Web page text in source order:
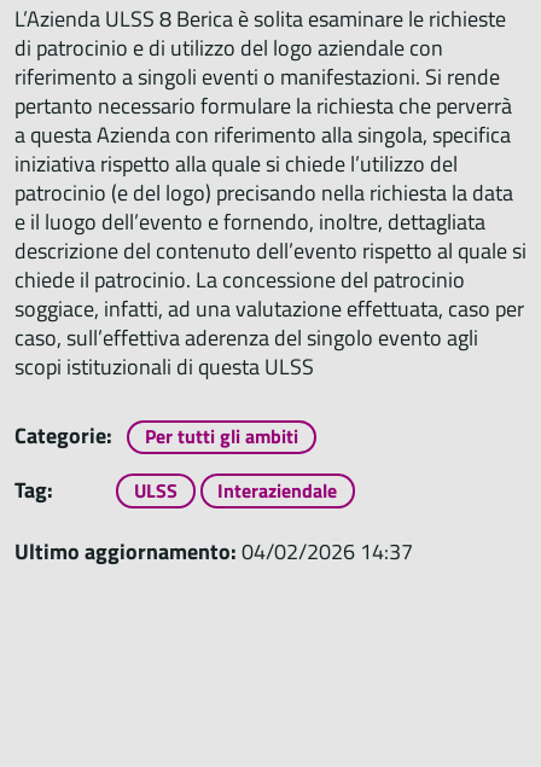
L’Azienda ULSS 8 Berica è solita esaminare le richieste
di patrocinio e di utilizzo del logo aziendale con
riferimento a singoli eventi o manifestazioni. Si rende
pertanto necessario formulare la richiesta che perverrà
a questa Azienda con riferimento alla singola, specifica
iniziativa rispetto alla quale si chiede l’utilizzo del
patrocinio (e del logo) precisando nella richiesta la data
e il luogo dell’evento e fornendo, inoltre, dettagliata
descrizione del contenuto dell’evento rispetto al quale si
chiede il patrocinio. La concessione del patrocinio
soggiace, infatti, ad una valutazione effettuata, caso per
caso, sull’effettiva aderenza del singolo evento agli
scopi istituzionali di questa ULSS
Categorie: Per tutti gli ambiti
Tag: ULSS Interaziendale
Ultimo aggiornamento:04/02/2026 14:37